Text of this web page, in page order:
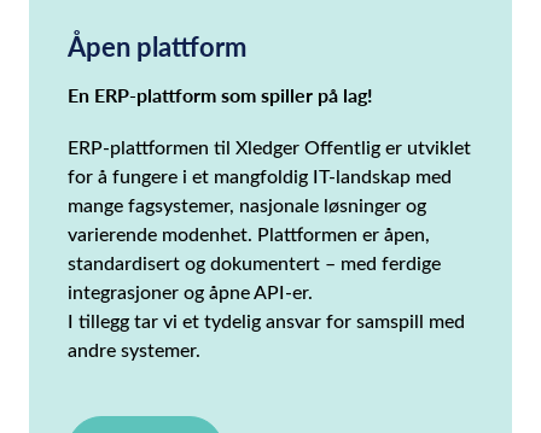
Åpen plattform
En ERP-plattform som spiller på lag!
ERP-plattformen til Xledger Offentlig er utviklet
for å fungere i et mangfoldig IT-landskap med
mange fagsystemer, nasjonale løsninger og
varierende modenhet. Plattformen er åpen,
standardisert og dokumentert – med ferdige
integrasjoner og åpne API-er.
I tillegg tar vi et tydelig ansvar for samspill med
andre systemer.